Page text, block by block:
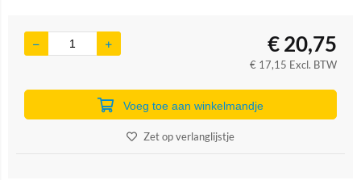
€20,75
€ 17,15 Excl. BTW
Voeg toe aan winkelmandje
Zet op verlanglijstje